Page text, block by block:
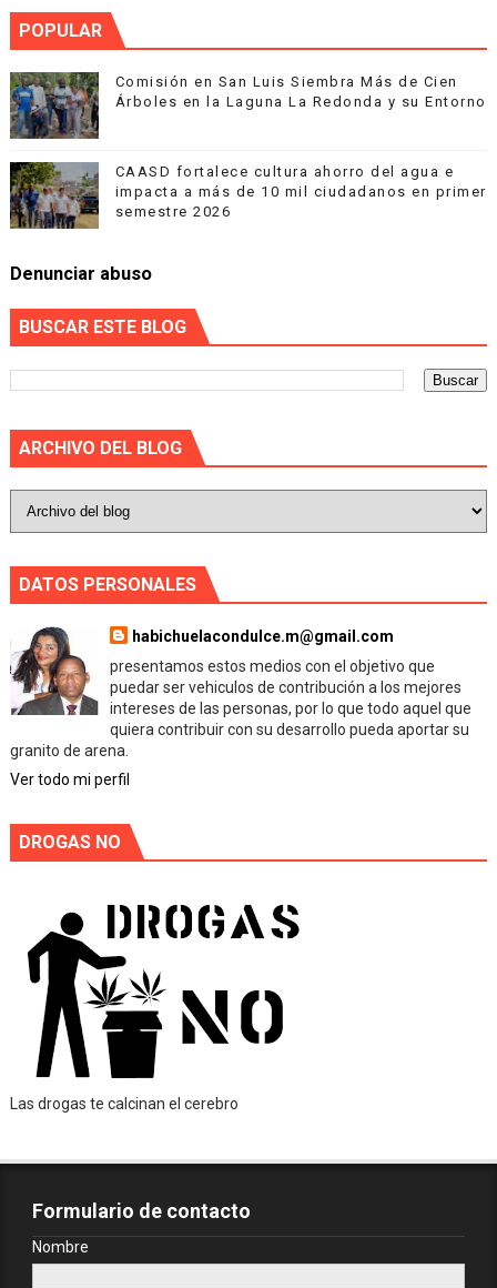
POPULAR
Comisión en San Luis Siembra Más de Cien
Árboles en la Laguna La Redonda y su Entorno
CAASD fortalece cultura ahorro del agua e
impacta a más de 10 mil ciudadanos en primer
semestre 2026
Denunciar abuso
BUSCAR ESTE BLOG
ARCHIVO DEL BLOG
DATOS PERSONALES
habichuelacondulce.m@gmail.com
presentamos estos medios con el objetivo que
puedar ser vehiculos de contribución a los mejores
intereses de las personas, por lo que todo aquel que
quiera contribuir con su desarrollo pueda aportar su
granito de arena.
Ver todo mi perfil
DROGAS NO
Las drogas te calcinan el cerebro
Formulario de contacto
Nombre